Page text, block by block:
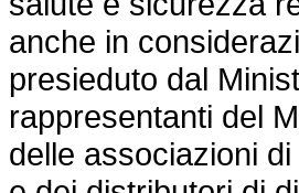
anche in
presieduto dal
rappresentanti del
delle associazioni